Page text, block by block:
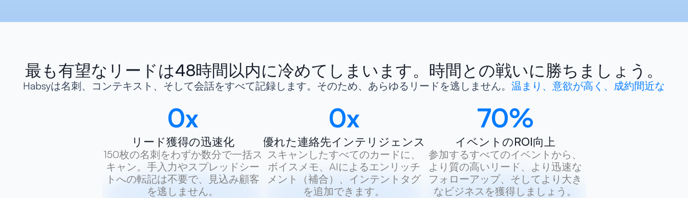
最も有望なリードは48時間以内に冷めてしまいます。時間との戦いに勝ちましょう。
Habsyは名刺、コンテキスト、そして会話をすべて記録します。そのため、あらゆるリードを逃しません。 温まり、意欲が高く、成約間近な
0x
リード獲得の迅速化
150枚の名刺をわずか数分で一括ス
キャン。手入力やスプレッドシー
トへの転記は不要で、見込み顧客
を逃しません。
0x
優れた連絡先インテリジェンス
スキャンしたすべてのカードに、
ボイスメモ、AIによるエンリッチ
メント（補合）、インテントタグ
を追加できます。
70%
イベントのROI向上
参加するすべてのイベントから、
より質の高いリード、より迅速な
フォローアップ、そしてより大き
なビジネスを獲得しましょう。